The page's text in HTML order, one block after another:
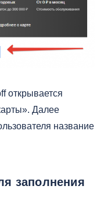
открывается
Далее
название
заполнения